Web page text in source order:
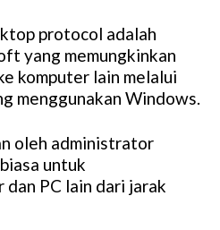
protocol adalah
yang memungkinkan
komputer lain melalui
menggunakan Windows.
oleh administrator
untuk
PC lain dari jarak